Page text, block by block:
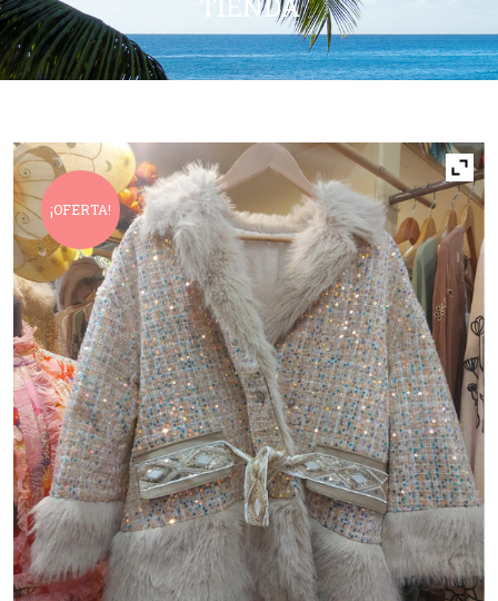
¡OFERTA!